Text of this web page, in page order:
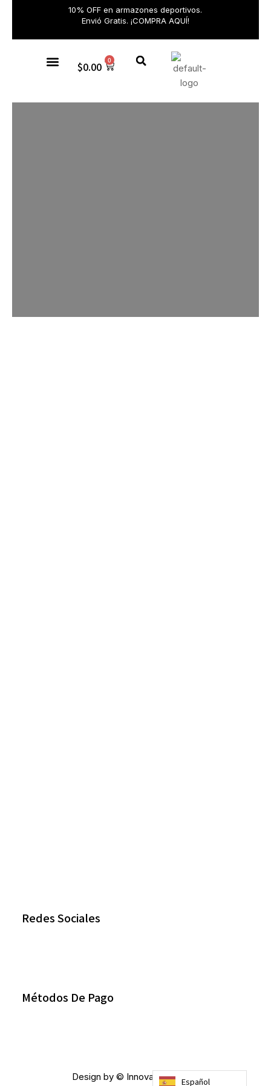
10% OFF en armazones deportivos.
Envió Gratis. ¡COMPRA AQUÍ!
$0.00 0
Redes Sociales
Métodos De Pago
Design by © Innovablack 2023Español